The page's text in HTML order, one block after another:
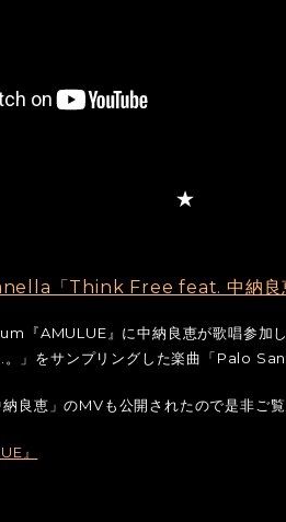
「Think Free feat. 中納良
AMULUE』に中納良恵が歌唱参加し
。」をサンプリングした楽曲「Palo
良恵」のMVも公開されたので是非ご覧
』